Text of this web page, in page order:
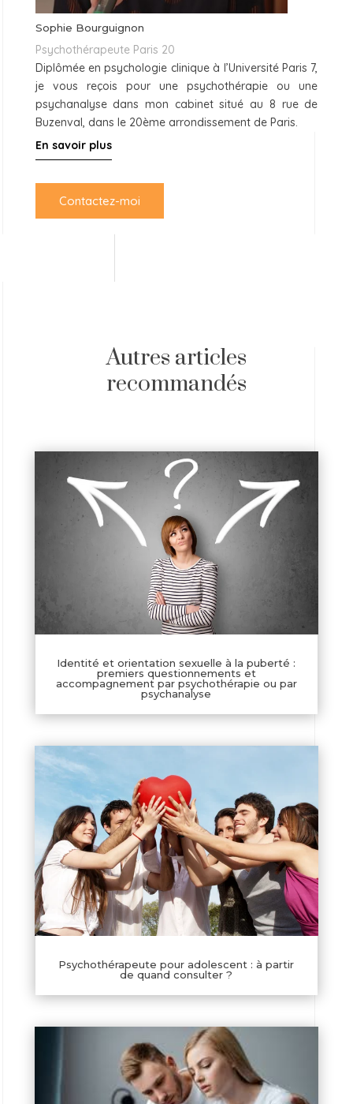
Sophie Bourguignon
Psychothérapeute Paris 20
Diplômée en psychologie clinique à l’Université Paris 7,
je vous reçois pour une psychothérapie ou une
psychanalyse dans mon cabinet situé au 8 rue de
Buzenval, dans le 20ème arrondissement de Paris.
En savoir plus
Contactez-moi
Autres articles
recommandés
Identité et orientation sexuelle à la puberté :
premiers questionnements et
accompagnement par psychothérapie ou par
psychanalyse
Psychothérapeute pour adolescent : à partir
de quand consulter ?